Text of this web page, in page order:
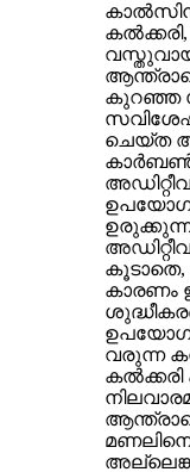
കുറഞ്ഞ
ചെയ്ത
കാർബൺ
കൂടാതെ,
കാരണം
വരുന്ന